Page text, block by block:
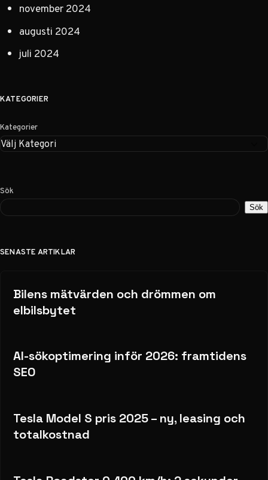
november 2024
augusti 2024
juli 2024
KATEGORIER
Kategorier
Sök
Sök
SENASTE ARTIKLAR
Bilens mätvärden och drömmen om
elbilsbytet
AI-sökoptimering inför 2026: framtidens
SEO
Tesla Model S pris 2025 – ny, leasing och
totalkostnad